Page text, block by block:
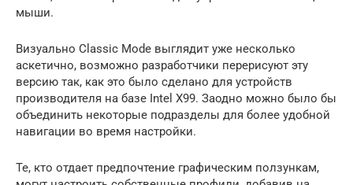
мыши.
Визуально Classic Mode выглядит уже несколько
аскетично, возможно разработчики перерисуют эту
версию так, как это было сделано для устройств
производителя на базе Intel X99. Заодно можно было бы
объединить некоторые подразделы для более удобной
навигации во время настройки.
Те, кто отдает предпочтение графическим ползункам,